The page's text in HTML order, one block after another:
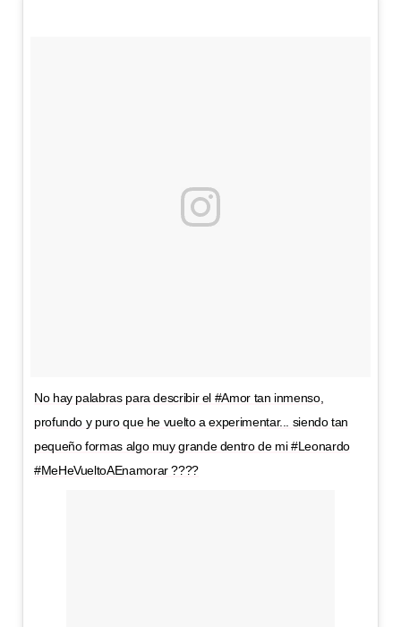
No hay palabras para describir el #Amor tan inmenso,
profundo y puro que he vuelto a experimentar... siendo tan
pequeño formas algo muy grande dentro de mi #Leonardo
#MeHeVueltoAEnamorar ????